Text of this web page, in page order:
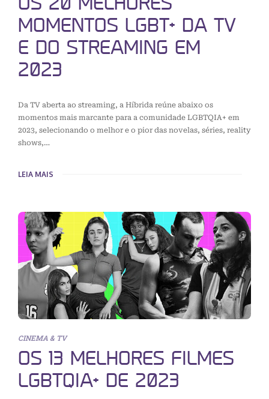
MOMENTOS LGBT+ DA TV
E DO STREAMING EM
2023
Da TV aberta ao streaming, a Híbrida reúne abaixo os
momentos mais marcante para a comunidade LGBTQIA+ em
2023, selecionando o melhor e o pior das novelas, séries, reality
shows,…
LEIA MAIS
CINEMA & TV
OS 13 MELHORES FILMES
LGBTQIA+ DE 2023